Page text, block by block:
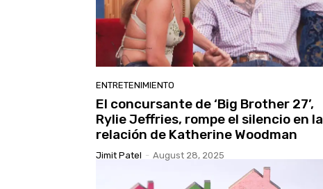
ENTRETENIMIENTO
El concursante de ‘Big Brother 27’,
Rylie Jeffries, rompe el silencio en la
relación de Katherine Woodman
Jimit Patel - August 28, 2025